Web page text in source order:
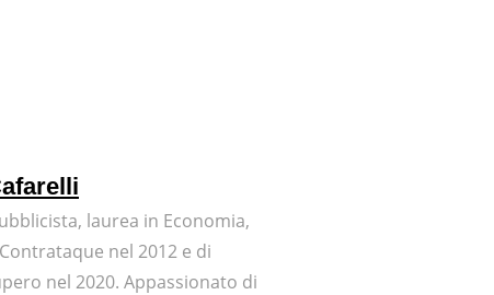
laurea in Economia,
nel 2012 e di
nel 2020. Appassionato di